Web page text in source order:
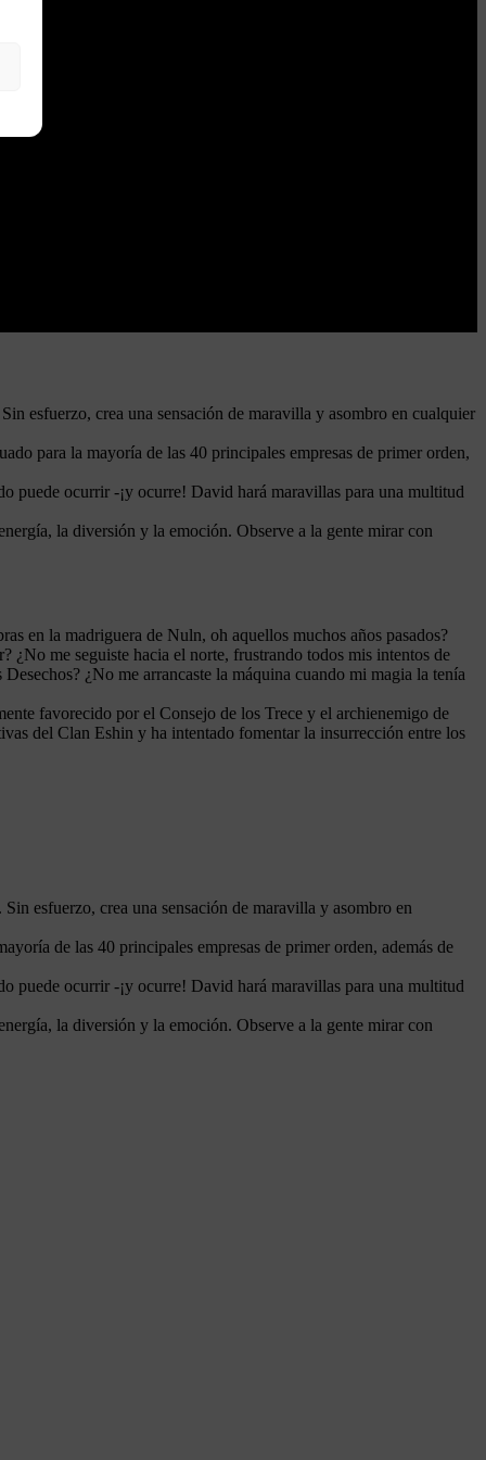
esfuerzo, crea una sensación de maravilla y asombro en cualquier
para la mayoría de las 40 principales empresas de primer orden,
puede ocurrir -¡y ocurre! David hará maravillas para una multitud
la diversión y la emoción. Observe a la gente mirar con
en la madriguera de Nuln, oh aquellos muchos años pasados?
¿No me seguiste hacia el norte, frustrando todos mis intentos de
¿No me arrancaste la máquina cuando mi magia la tenía
favorecido por el Consejo de los Trece y el archienemigo de
del Clan Eshin y ha intentado fomentar la insurrección entre los
esfuerzo, crea una sensación de maravilla y asombro en
de las 40 principales empresas de primer orden, además de
puede ocurrir -¡y ocurre! David hará maravillas para una multitud
la diversión y la emoción. Observe a la gente mirar con